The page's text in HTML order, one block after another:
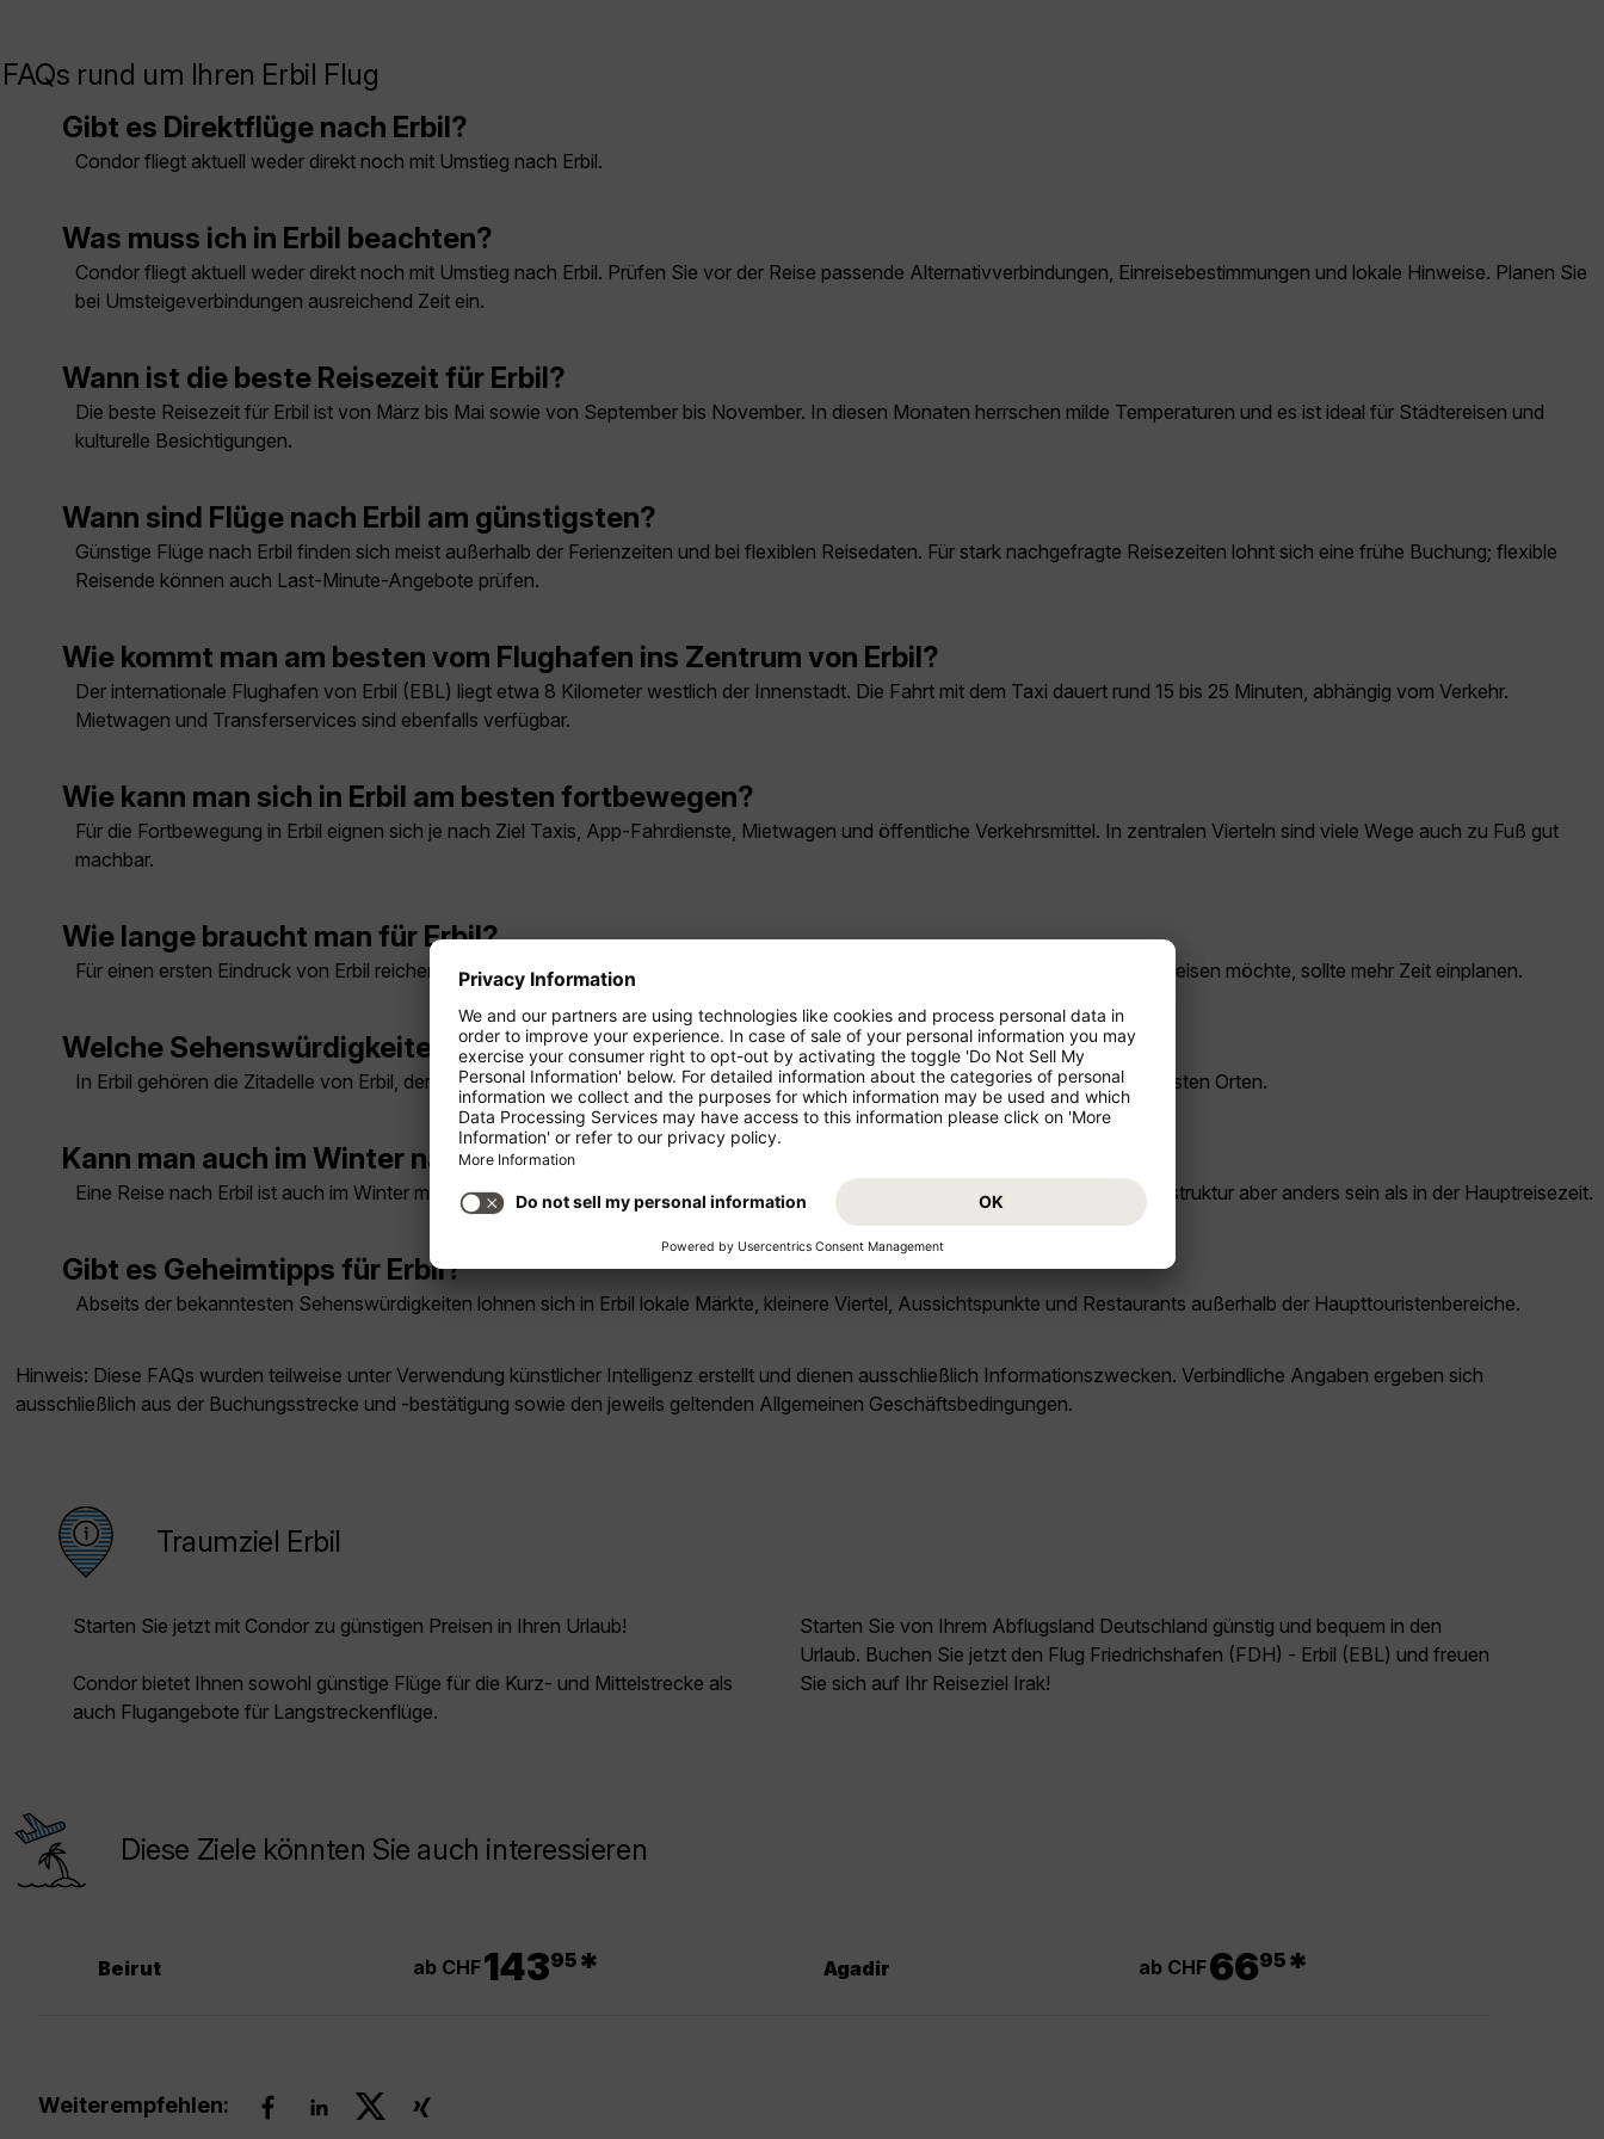
FAQs rund um Ihren Erbil Flug
Gibt es Direktflüge nach Erbil?
Condor fliegt aktuell weder direkt noch mit Umstieg nach Erbil.
Was muss ich in Erbil beachten?
Condor fliegt aktuell weder direkt noch mit Umstieg nach Erbil. Prüfen Sie vor der Reise passende Alternativverbindungen, Einreisebestimmungen und lokale Hinweise. Planen Sie
bei Umsteigeverbindungen ausreichend Zeit ein.
Wann ist die beste Reisezeit für Erbil?
Die beste Reisezeit für Erbil ist von März bis Mai sowie von September bis November. In diesen Monaten herrschen milde Temperaturen und es ist ideal für Städtereisen und
kulturelle Besichtigungen.
Wann sind Flüge nach Erbil am günstigsten?
Günstige Flüge nach Erbil finden sich meist außerhalb der Ferienzeiten und bei flexiblen Reisedaten. Für stark nachgefragte Reisezeiten lohnt sich eine frühe Buchung; flexible
Reisende können auch Last-Minute-Angebote prüfen.
Wie kommt man am besten vom Flughafen ins Zentrum von Erbil?
Der internationale Flughafen von Erbil (EBL) liegt etwa 8 Kilometer westlich der Innenstadt. Die Fahrt mit dem Taxi dauert rund 15 bis 25 Minuten, abhängig vom Verkehr.
Mietwagen und Transferservices sind ebenfalls verfügbar.
Wie kann man sich in Erbil am besten fortbewegen?
Für die Fortbewegung in Erbil eignen sich je nach Ziel Taxis, App-Fahrdienste, Mietwagen und öffentliche Verkehrsmittel. In zentralen Vierteln sind viele Wege auch zu Fuß gut
machbar.
Wie lange braucht man für Erbil?
Für einen ersten Eindruck von Erbil reichen meist zwei bis drei volle Tage. Wer Ausflüge in die Umgebung plant oder entspannter reisen möchte, sollte mehr Zeit einplanen.
Welche Sehenswürdigkeiten muss man in Erbil sehen?
In Erbil gehören die Zitadelle von Erbil, der Basar, das Kurdische Textilmuseum und der Sami-Abdulrahman-Park zu den bekanntesten Orten.
Kann man auch im Winter nach Erbil reisen?
Eine Reise nach Erbil ist auch im Winter möglich. Je nach Klima und Saison können Wetter, Öffnungszeiten und touristische Infrastruktur aber anders sein als in der Hauptreisezeit.
Gibt es Geheimtipps für Erbil?
Abseits der bekanntesten Sehenswürdigkeiten lohnen sich in Erbil lokale Märkte, kleinere Viertel, Aussichtspunkte und Restaurants außerhalb der Haupttouristenbereiche.
Hinweis: Diese FAQs wurden teilweise unter Verwendung künstlicher Intelligenz erstellt und dienen ausschließlich Informationszwecken. Verbindliche Angaben ergeben sich
ausschließlich aus der Buchungsstrecke und -bestätigung sowie den jeweils geltenden Allgemeinen Geschäftsbedingungen.
Traumziel Erbil
Starten Sie jetzt mit Condor zu günstigen Preisen in Ihren Urlaub!
Condor bietet Ihnen sowohl günstige Flüge für die Kurz- und Mittelstrecke als
auch Flugangebote für Langstreckenflüge.
Starten Sie von Ihrem Abflugsland Deutschland günstig und bequem in den
Urlaub. Buchen Sie jetzt den Flug Friedrichshafen (FDH) - Erbil (EBL) und freuen
Sie sich auf Ihr Reiseziel Irak!
Diese Ziele könnten Sie auch interessieren
Beirut ab CHF14395 * Agadir ab CHF6695 *
Weiterempfehlen: